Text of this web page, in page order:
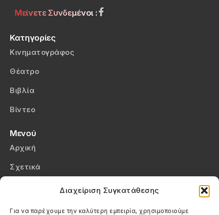
Διαχείριση Συγκατάθεσης
Για να παρέχουμε την καλύτερη εμπειρία, χρησιμοποιούμε
Μείνετε Συνδεμένοι :
Κατηγορίες
Κινηματογράφος
Θέατρο
Βιβλία
Βίντεο
Μενού
Αρχική
Σχετικά